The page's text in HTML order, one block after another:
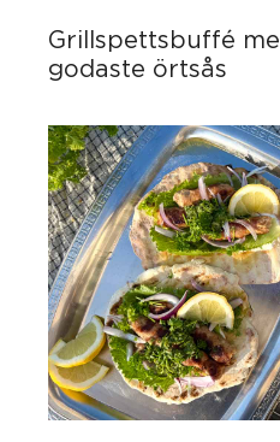
Grillspettsbuffé
godaste örtsås